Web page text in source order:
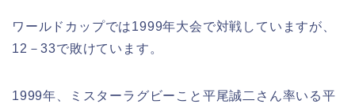
ワールドカップでは1999年大会で対戦していますが、
12－33で敗けています。
1999年、ミスターラグビーこと平尾誠二さん率いる平